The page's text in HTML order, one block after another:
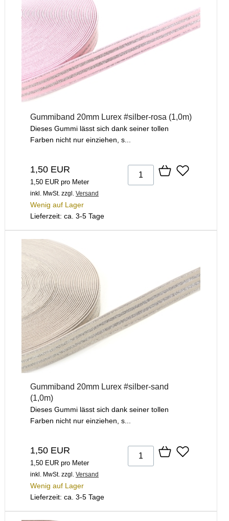
Gummiband 20mm Lurex #silber-rosa (1,0m)
Dieses Gummi lässt sich dank seiner tollen
Farben nicht nur einziehen, s...
1,50 EUR
1,50 EUR pro Meter
inkl. MwSt. zzgl. Versand
Wenig auf Lager
Lieferzeit: ca. 3-5 Tage
Gummiband 20mm Lurex #silber-sand
(1,0m)
Dieses Gummi lässt sich dank seiner tollen
Farben nicht nur einziehen, s...
1,50 EUR
1,50 EUR pro Meter
inkl. MwSt. zzgl. Versand
Wenig auf Lager
Lieferzeit: ca. 3-5 Tage